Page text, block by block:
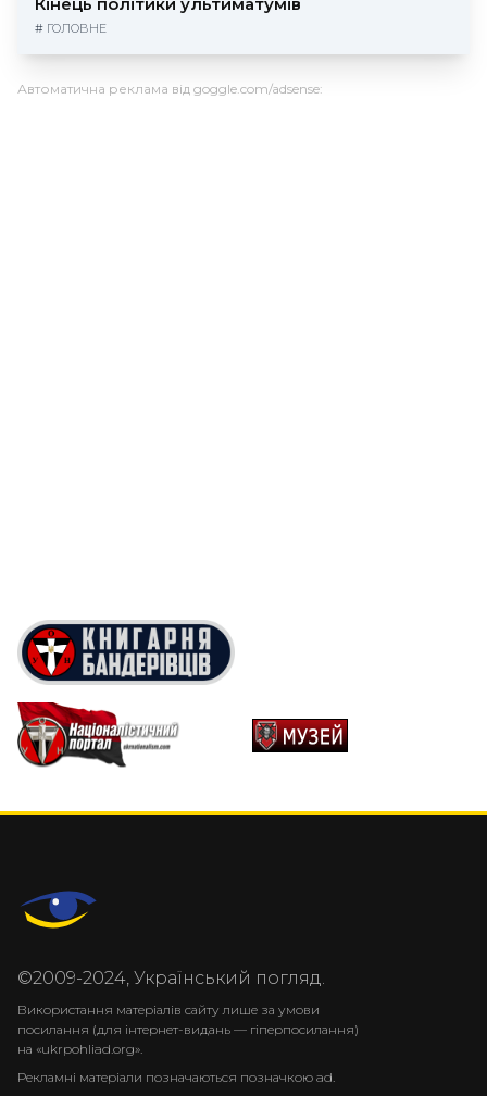
Кінець політики ультиматумів
# ГОЛОВНЕ
Автоматична реклама від goggle.com/adsense:
©2009-2024, Український погляд.
Використання матеріалів сайту лише за умови
посилання (для інтернет-видань — гіперпосилання)
на «ukrpohliad.org».
Рекламні матеріали позначаються позначкою ad.